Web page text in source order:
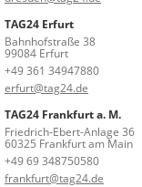
TAG24 Erfurt
Bahnhofstraße 38
99084 Erfurt
+49 361 34947880
erfurt@tag24.de
TAG24 Frankfurt a. M.
Friedrich-Ebert-Anlage 36
60325 Frankfurt am Main
+49 69 348750580
frankfurt@tag24.de